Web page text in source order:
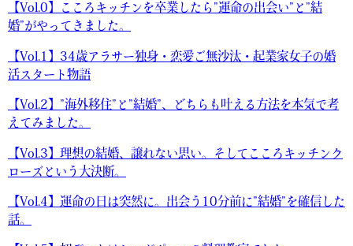
【Vol.0】こころキッチンを卒業したら”運命の出会い”と”結
婚”がやってきました。
【Vol.1】34歳アラサー独身・恋愛ご無沙汰・起業家女子の婚
活スタート物語
【Vol.2】”海外移住”と”結婚”、どちらも叶える方法を本気で考
えてみました。
【Vol.3】理想の結婚、譲れない思い。そしてこころキッチンク
ローズという大決断。
【Vol.4】運命の日は突然に。出会う10分前に”結婚”を確信した
話。